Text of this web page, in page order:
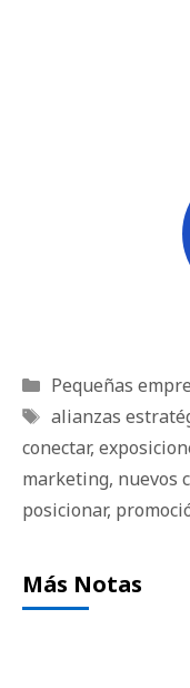
Categorías
Pequeñas
Etiquetas
alianzas
conectar,
marketing, nuevos
posicionar,
Más Notas